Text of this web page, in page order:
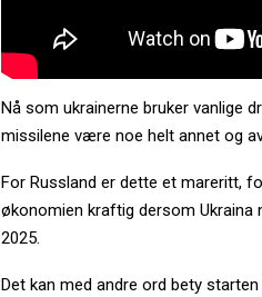
Nå som ukrainerne bruker vanlige
missilene være noe helt annet og
For Russland er dette et mareritt,
økonomien kraftig dersom Ukraina
2025.
Det kan med andre ord bety